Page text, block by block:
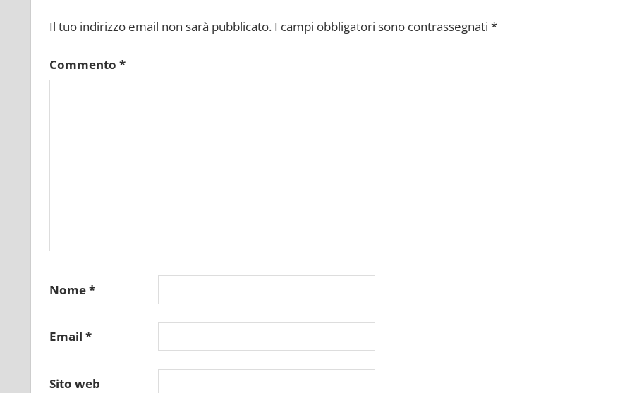
Il tuo indirizzo email non sarà pubblicato. I campi obbligatori sono contrassegnati *
Commento *
Nome*
Email *
Sito web